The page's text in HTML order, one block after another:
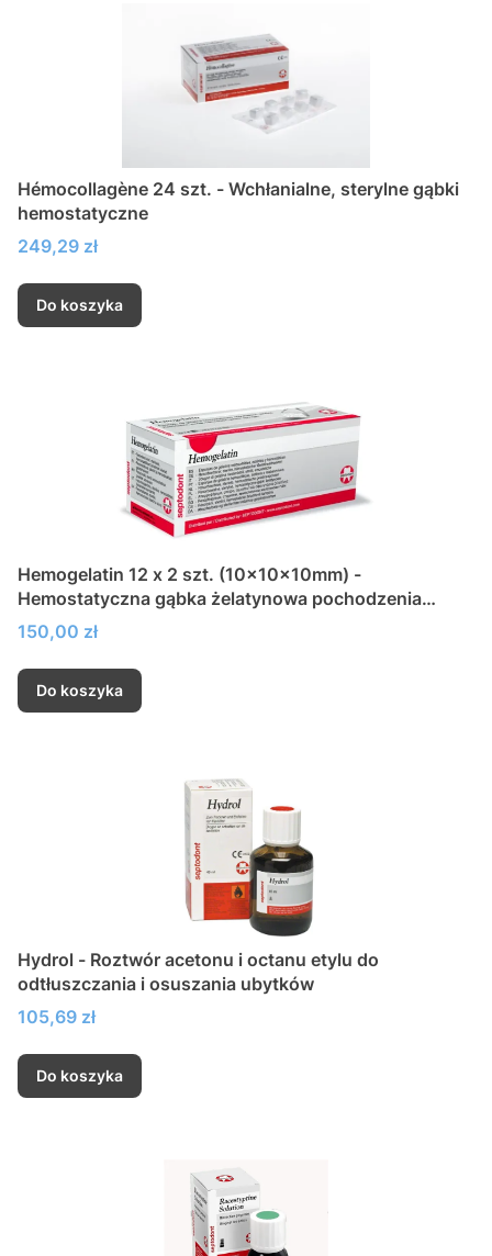
Hémocollagène 24 szt. - Wchłanialne, sterylne gąbki
hemostatyczne
Cena
249,29 zł
Do koszyka
Hemogelatin 12 x 2 szt. (10x10x10mm) -
Hemostatyczna gąbka żelatynowa pochodzenia
wieprzowego
Cena
150,00 zł
Do koszyka
Hydrol - Roztwór acetonu i octanu etylu do
odtłuszczania i osuszania ubytków
Cena
105,69 zł
Do koszyka